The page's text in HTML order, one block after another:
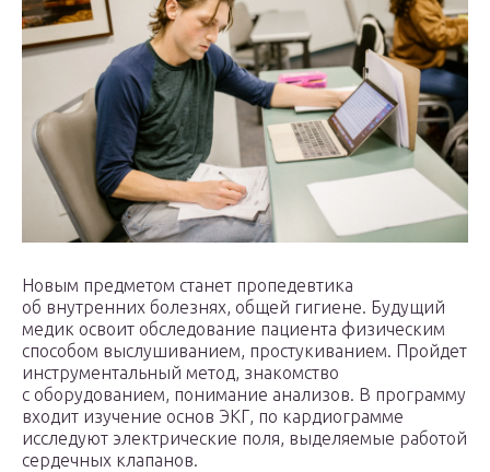
Новым предметом станет пропедевтика
об внутренних болезнях, общей гигиене. Будущий
медик освоит обследование пациента физическим
способом выслушиванием, простукиванием. Пройдет
инструментальный метод, знакомство
с оборудованием, понимание анализов. В программу
входит изучение основ ЭКГ, по кардиограмме
исследуют электрические поля, выделяемые работой
сердечных клапанов.